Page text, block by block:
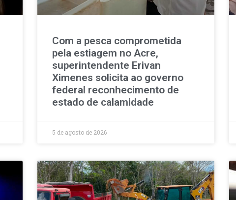
Com a pesca comprometida
pela estiagem no Acre,
superintendente Erivan
Ximenes solicita ao governo
federal reconhecimento de
estado de calamidade
5 de agosto de 2026